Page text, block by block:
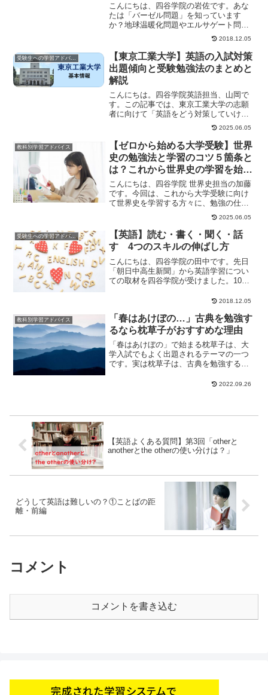
こんにちは、四谷学院の岩佐です。あな
たは「バーゼル問題」を知っています
か？地球温暖化問題やエルサゲート問
題・・・の「問題」ではありません。バ
2018.12.05
【東京工業大学】英語の入試対策
出題傾向と受験勉強法のまとめと
解説
こんにちは。四谷学院英語担当、山岡で
す。この記事では、東京工業大学の志願
者に向けて「英語をどう対策していけば
良いのだろう？」といった疑問に答える
2025.06.05
教科別学習アドバイス
【ゼロから始める大学受験】世界
史の勉強法と学習のコツ５箇条と
は？これから世界史の学習を始め
る方は必見です。
こんにちは、四谷学院 世界史担当の加藤
です。今回は、これから大学受験に向け
て世界史を学習する方々に、勉強の仕方
を解説していきます。世界史学習の５箇
2025.06.05
受験生への学習アドバイス
【英語】読む・書く・聞く・話
す 4つのスキルの伸ばし方
こんにちは、四谷学院の田中です。先日
「朝日中高生新聞」から英語学習につい
ての取材を四谷学院が受けました。10月
2018.12.05
教科別学習アドバイス
「春はあけぼの…」古典を勉強す
るなら枕草子がおすすめな理由
「春はあけぼの」で始まる枕草子は、大
学入試でもよく出題されるテーマの一つ
です。実は枕草子は、古典を勉強するの
2022.09.26
【英語よくある質問】第3回「otherと
anotherとthe otherの使い分けは？」
どうして英語は難しいの？①ことばの距
離・前編
コメント
コメントを書き込む